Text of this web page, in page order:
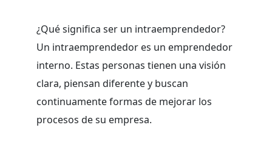
¿Qué significa ser un intraemprendedor?
Un intraemprendedor es un emprendedor
interno. Estas personas tienen una visión
clara, piensan diferente y buscan
continuamente formas de mejorar los
procesos de su empresa.